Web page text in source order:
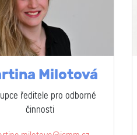
Milotová
ředitele pro odborné
činnosti